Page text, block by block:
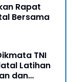
Rapat
Bersama
TNI
Latihan
dan